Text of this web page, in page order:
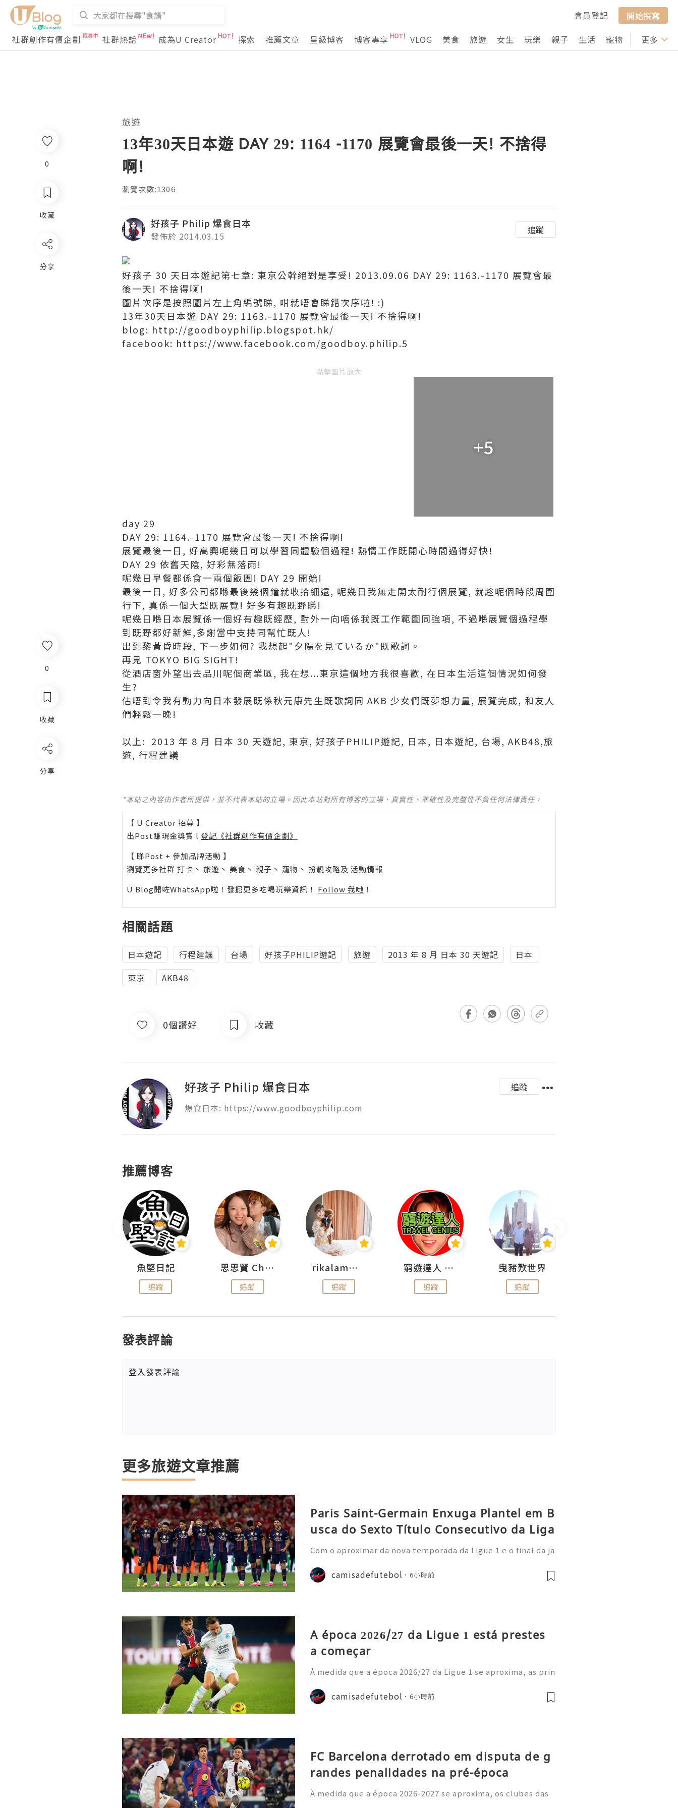
會員登記
開始撰寫
社群創作有價企劃
社群熱話 成為U Creator 探索 推薦文章 星級博客 博客專享 VLOG 美食 旅遊 女生 玩樂 親子 生活 寵物 行山 打卡
更多
0
收藏
分享
旅遊
13年30天日本遊 DAY 29: 1164 -1170 展覽會最後一天! 不捨得
啊!
瀏覽次數:1306
好孩子 Philip 爆食日本
發佈於 2014.03.15
追蹤
好孩子 30 天日本遊記第七章: 東京公幹絕對是享受! 2013.09.06 DAY 29: 1163.-1170 展覽會最
後一天! 不捨得啊!
圖片次序是按照圖片左上角編號睇, 咁就唔會睇錯次序啦! :)
13年30天日本遊 DAY 29: 1163.-1170 展覽會最後一天! 不捨得啊!
blog: http://goodboyphilip.blogspot.hk/
facebook: https://www.facebook.com/goodboy.philip.5
點擊圖片放大
+5
day 29
DAY 29: 1164.-1170 展覽會最後一天! 不捨得啊!
展覽最後一日, 好高興呢幾日可以學習同體驗個過程! 熱情工作既開心時間過得好快!
DAY 29 依舊天陰, 好彩無落雨!
呢幾日早餐都係食一兩個飯團! DAY 29 開始!
最後一日, 好多公司都喺最後幾個鐘就收拾細遠, 呢幾日我無走開太耐行個展覽, 就趁呢個時段周圍
行下, 真係一個大型既展覽! 好多有趣既野睇!
呢幾日喺日本展覽係一個好有趣既經歷, 對外一向唔係我既工作範圍同強項, 不過喺展覽個過程學
到既野都好新鮮,多謝當中支持同幫忙既人!
出到黎黃昏時段, 下一步如何? 我想起"夕陽を見ているか"既歌詞。
再見 TOKYO BIG SIGHT!
從酒店窗外望出去品川呢個商業區, 我在想...東京這個地方我很喜歡, 在日本生活這個情況如何發
生?
估唔到令我有動力向日本發展既係秋元康先生既歌詞同 AKB 少女們既夢想力量, 展覽完成, 和友人
們輕鬆一晚!
以上: 2013 年 8 月 日本 30 天遊記, 東京, 好孩子PHILIP遊記, 日本, 日本遊記, 台場, AKB48,旅
遊, 行程建議
*本站之內容由作者所提供，並不代表本站的立場。因此本站對所有博客的立場、真實性、準確性及完整性不負任何法律責任。
【 U Creator 招募 】
出Post賺現金獎賞 l 登記《社群創作有價企劃》
【 睇Post + 參加品牌活動 】
瀏覽更多社群 打卡 丶 旅遊 丶 美食 丶 親子 丶 寵物 丶 扮靚攻略及 活動情報
U Blog開咗WhatsApp啦！發掘更多吃喝玩樂資訊！ Follow 我哋 ！
相關話題
日本遊記 行程建議 台場 好孩子PHILIP遊記 旅遊 2013 年 8 月 日本 30 天遊記
日本
東京
AKB48
0個讚好 收藏
好孩子 Philip 爆食日本
追蹤
爆食日本: https://www.goodboyphilip.com
推薦博客
魚堅日記
追蹤
思思賢 ChillMyBabe
追蹤
rikalammm
追蹤
窮遊達人 Mr.TravelGenius
追蹤
曳豬歎世界
追蹤
發表評論
登入發表評論
更多旅遊文章推薦
Paris Saint-Germain Enxuga Plantel em B
usca do Sexto Título Consecutivo da Liga
Com o aproximar da nova temporada da Ligue 1 e o final da ja
nstrou uma nova estratégia operacional: afastou-se do anter
ior estilo de gastos e
camisadefutebol 6小時前
A época 2026/27 da Ligue 1 está prestes
a começar
À medida que a época 2026/27 da Ligue 1 se aproxima, as prin
o prazo para o título. Os adeptos estão a comprar os novos C
amisolas de futebol
camisadefutebol 6小時前
FC Barcelona derrotado em disputa de g
randes penalidades na pré-época
À medida que a época 2026-2027 se aproxima, os clubes das
0
收藏
分享